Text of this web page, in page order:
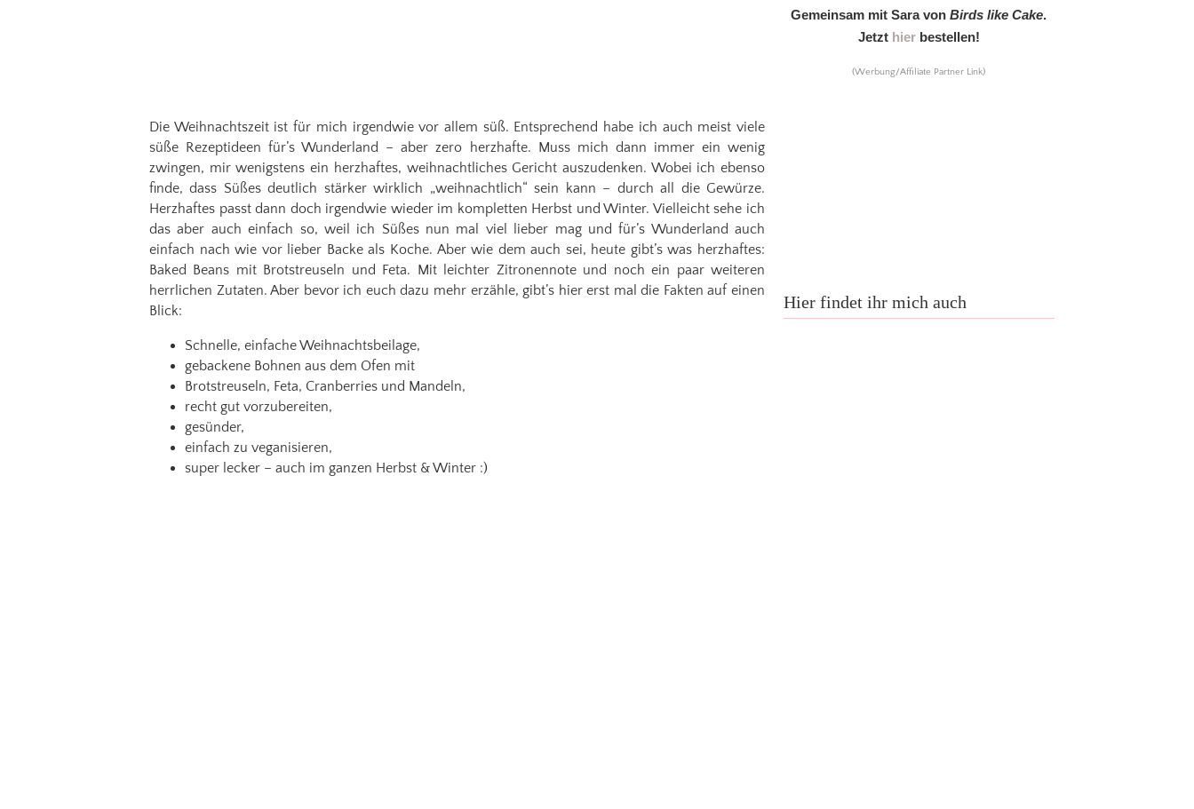
Die Weihnachtszeit ist für mich irgendwie vor allem süß. Entsprechend habe ich auch meist viele
süße Rezeptideen für’s Wunderland – aber zero herzhafte. Muss mich dann immer ein wenig
zwingen, mir wenigstens ein herzhaftes, weihnachtliches Gericht auszudenken. Wobei ich ebenso
finde, dass Süßes deutlich stärker wirklich „weihnachtlich“ sein kann – durch all die Gewürze.
Herzhaftes passt dann doch irgendwie wieder im kompletten Herbst und Winter. Vielleicht sehe ich
das aber auch einfach so, weil ich Süßes nun mal viel lieber mag und für’s Wunderland auch
einfach nach wie vor lieber Backe als Koche. Aber wie dem auch sei, heute gibt’s was herzhaftes:
Baked Beans mit Brotstreuseln und Feta. Mit leichter Zitronennote und noch ein paar weiteren
herrlichen Zutaten. Aber bevor ich euch dazu mehr erzähle, gibt’s hier erst mal die Fakten auf einen
Blick:
Schnelle, einfache Weihnachtsbeilage,
gebackene Bohnen aus dem Ofen mit
Brotstreuseln, Feta, Cranberries und Mandeln,
recht gut vorzubereiten,
gesünder,
einfach zu veganisieren,
super lecker – auch im ganzen Herbst & Winter :)
Gemeinsam mit Sara vonBirds like Cake.
Jetzt hierbestellen!
(Werbung/Affiliate Partner Link)
Hier findet ihr mich auch